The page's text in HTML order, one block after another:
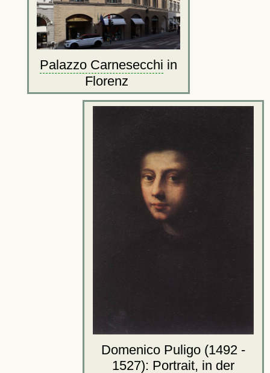
Palazzo Carnesecchi in
Florenz
Domenico Puligo (1492 -
1527): Portrait, in der